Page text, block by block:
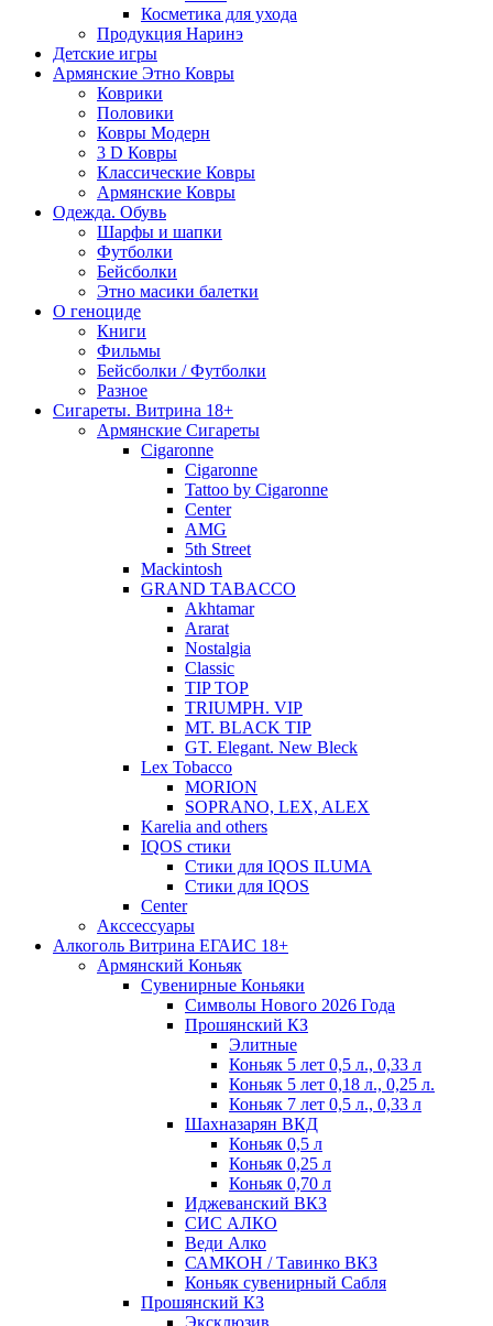
Косметика для ухода
Продукция Наринэ
Детские игры
Армянские Этно Ковры
Коврики
Половики
Ковры Модерн
3 D Ковры
Классические Ковры
Армянские Ковры
Одежда. Обувь
Шарфы и шапки
Футболки
Бейсболки
Этно масики балетки
О геноциде
Книги
Фильмы
Бейсболки / Футболки
Разное
Сигареты. Витрина 18+
Армянские Сигареты
Cigaronne
Cigaronne
Tattoo by Cigaronne
Center
AMG
5th Street
Mackintosh
GRAND TABACCO
Akhtamar
Ararat
Nostalgia
Classic
TIP TOP
TRIUMPH. VIP
MT. BLACK TIP
GT. Elegant. New Bleck
Lex Tobacco
MORION
SOPRANO, LEX, ALEX
Karelia and others
IQOS стики
Стики для IQOS ILUMA
Стики для IQOS
Сenter
Акссессуары
Алкоголь Витрина ЕГАИС 18+
Армянский Коньяк
Сувенирные Коньяки
Символы Нового 2026 Года
Прошянский КЗ
Элитные
Коньяк 5 лет 0,5 л., 0,33 л
Коньяк 5 лет 0,18 л., 0,25 л.
Коньяк 7 лет 0,5 л., 0,33 л
Шахназарян ВКД
Коньяк 0,5 л
Коньяк 0,25 л
Коньяк 0,70 л
Иджеванский ВКЗ
СИС АЛКО
Веди Алко
САМКОН / Тавинко ВКЗ
Коньяк сувенирный Сабля
Прошянский КЗ
Эксклюзив